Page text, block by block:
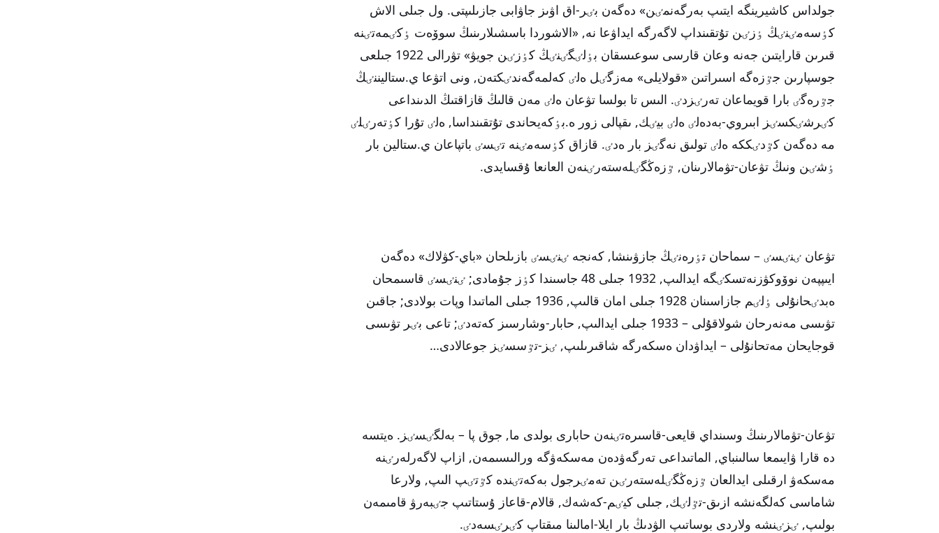
جولداس كاشيرينگە ايتىپ بەرگەنمٸن» دەگەن بٸر-اق اۋىز جاۋابى جازىلىپتى. ول جىلى الاش
كٶسەمٸنٸڭ ٶزٸن تۇتقىنداپ لاگەرگە ايداۋعا نە, «الاشوردا باسشىلارىنىڭ سوۆەت ٶكٸمەتٸنە
قىرىن قارايتىن جەنە وعان قارسى سوعىسقان بٶلٸگٸنٸڭ كٶزٸن جويۋ» تۋرالى 1922 جىلعى
جوسپارىن جٷزەگە اسىراتىن «قولايلى» مەزگٸل ەلٸ كەلمەگەندٸكتەن, ونى اتۋعا ي.ستاليننٸڭ
جٷرەگٸ بارا قويماعان تەرٸزدٸ. الىس تا بولسا تۋعان ەلٸ مەن قالىڭ قازاقتىڭ الدىنداعى
كٸرشٸكسٸز ابىروي-بەدەلٸ ەلٸ بيٸك, ىقپالى زور ە.بٶكەيحاندى تۇتقىنداسا, ەلٸ تۇرا كٶتەرٸلٸ
مە دەگەن كٷدٸككە ەلٸ تولىق نەگٸز بار ەدٸ. قازاق كٶسەمٸنە تٸسٸ باتپاعان ي.ستالين بار
ٶشٸن ونىڭ تۋعان-تۋمالارىنان, ٷزەڭگٸلەستەرٸنەن العانعا ۇقسايدى.
تۋعان ٸنٸسٸ – سماحان تٶرەنٸڭ جازۋىنشا, كەنجە ٸنٸسٸ بازىلحان «باي-كۋلاك» دەگەن
ايىپپەن نوۆوكۋزنەتسكٸگە ايدالىپ, 1932 جىلى 48 جاسىندا كٶز جۇمادى; ٸنٸسٸ قاسىمحان
ەبدٸحانۇلى ٶلٸم جازاسىنان 1928 جىلى امان قالىپ, 1936 جىلى الماتىدا وپات بولادى; جاقىن
تۋىسى مەنەرحان شولاقۇلى – 1933 جىلى ايدالىپ, حابار-وشارسىز كەتەدٸ; تاعى بٸر تۋىسى
قوجايحان مەتحانۇلى – ايداۋدان ەسكەرگە شاقىرىلىپ, ٸز-تٷسسٸز جوعالادى…
تۋعان-تۋمالارىنىڭ وسىنداي قايعى-قاسىرەتٸنەن حابارى بولدى ما, جوق پا – بەلگٸسٸز. ەيتسە
دە قارا ۋايىمعا سالىنباي, الماتىداعى تەرگەۋدەن مەسكەۋگە ورالىسىمەن, ازاپ لاگەرلەرٸنە
مەسكەۋ ارقىلى ايدالعان ٷزەڭگٸلەستەرٸن تەمٸرجول بەكەتٸندە كٷتٸپ الىپ, ولارعا
شاماسى كەلگەنشە ازىق-تٷلٸك, جىلى كيٸم-كەشەك, قالام-قاعاز ۇستاتىپ جٸبەرۋ قامىمەن
بولىپ, ٸزٸنشە ولاردى بوساتىپ الۋدىڭ بار ايلا-امالىنا مىقتاپ كٸرٸسەدٸ.